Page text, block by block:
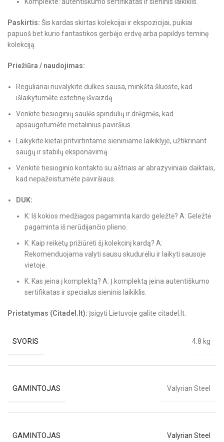
Paskirtis: Šis kardas skirtas kolekcijai ir ekspozicijai, puikiai
papuoš bet kurio fantastikos gerbėjo erdvę arba papildys teminę
kolekciją.
Priežiūra / naudojimas:
Reguliariai nuvalykite dulkes sausa, minkšta šluoste, kad
išlaikytumėte estetinę išvaizdą.
Venkite tiesioginių saulės spindulių ir drėgmės, kad
apsaugotumėte metalinius paviršius.
Laikykite kietai pritvirtintame sieniniame laikiklyje, užtikrinant
saugų ir stabilų eksponavimą.
Venkite tiesioginio kontakto su aštriais ar abrazyviniais daiktais,
kad nepažeistumėte paviršiaus.
DUK:
K: Iš kokios medžiagos pagaminta kardo geležtė? A: Geležtė
pagaminta iš nerūdijančio plieno.
K: Kaip reikėtų prižiūrėti šį kolekcinį kardą? A:
Rekomenduojama valyti sausu skudurėliu ir laikyti sausoje
vietoje.
K: Kas įeina į komplektą? A: Į komplektą įeina autentiškumo
sertifikatas ir specialus sieninis laikiklis.
Pristatymas (Citadel.lt): Įsigyti Lietuvoje galite citadel.lt.
SVORIS 4.8 kg
GAMINTOJAS Valyrian Steel
GAMINTOJAS Valyrian Steel